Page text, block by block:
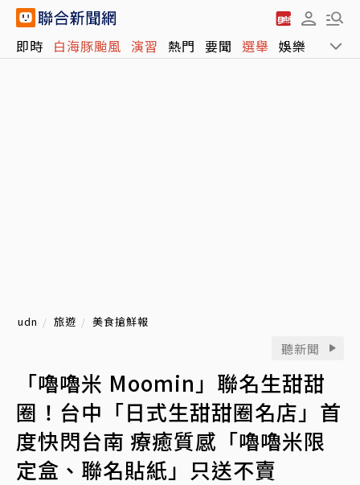
即時 白海豚颱風 演習 熱門 要聞 選舉 娛樂 運動
udn 旅遊 美食搶鮮報
聽新聞
「嚕嚕米 Moomin」聯名生甜甜
圈！台中「日式生甜甜圈名店」首
度快閃台南 療癒質感「嚕嚕米限
定盒、聯名貼紙」只送不賣